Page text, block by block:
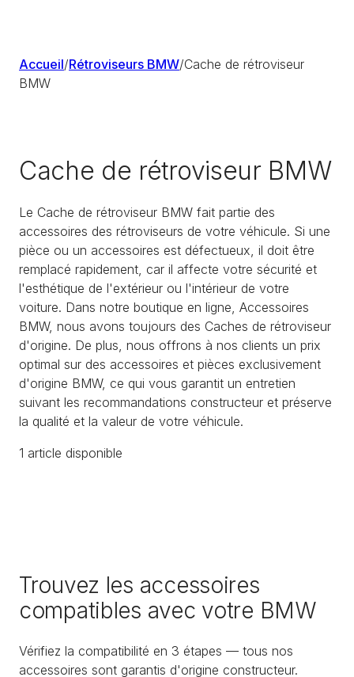
Accueil/Rétroviseurs BMW/Cache de rétroviseur
BMW
Cache de rétroviseur BMW
Le Cache de rétroviseur BMW fait partie des
accessoires des rétroviseurs de votre véhicule. Si une
pièce ou un accessoires est défectueux, il doit être
remplacé rapidement, car il affecte votre sécurité et
l'esthétique de l'extérieur ou l'intérieur de votre
voiture. Dans notre boutique en ligne, Accessoires
BMW, nous avons toujours des Caches de rétroviseur
d'origine. De plus, nous offrons à nos clients un prix
optimal sur des accessoires et pièces exclusivement
d'origine BMW, ce qui vous garantit un entretien
suivant les recommandations constructeur et préserve
la qualité et la valeur de votre véhicule.
1 article disponible
Trouvez les accessoires
compatibles avec votre BMW
Vérifiez la compatibilité en 3 étapes — tous nos
accessoires sont garantis d'origine constructeur.